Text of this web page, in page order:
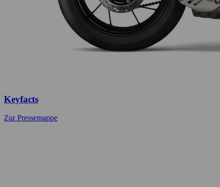
Keyfacts
Zur Pressemappe